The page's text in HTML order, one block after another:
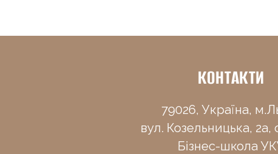
КОНТАКТИ
79026, Україна,
вул. Козельницька, 2а,
Бізнес-школа